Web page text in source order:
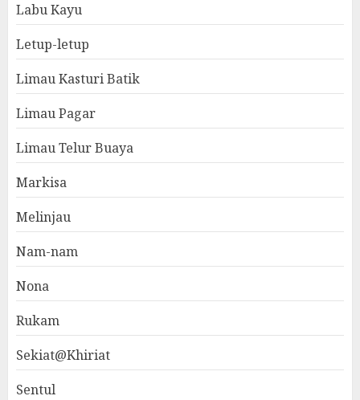
Labu Kayu
Letup-letup
Limau Kasturi Batik
Limau Pagar
Limau Telur Buaya
Markisa
Melinjau
Nam-nam
Nona
Rukam
Sekiat@Khiriat
Sentul